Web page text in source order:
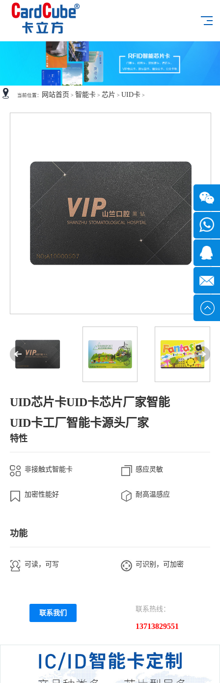
当前位置： 网站首页 > 智能卡 > 芯片 > UID卡 >
UID芯片卡UID卡芯片厂家智能
UID卡工厂智能卡源头厂家
特性
非接触式智能卡 感应灵敏
加密性能好 耐高温感应
功能
可读，可写 可识别，可加密
联系我们
联系热线：
13713829551
微信
7*24小
时